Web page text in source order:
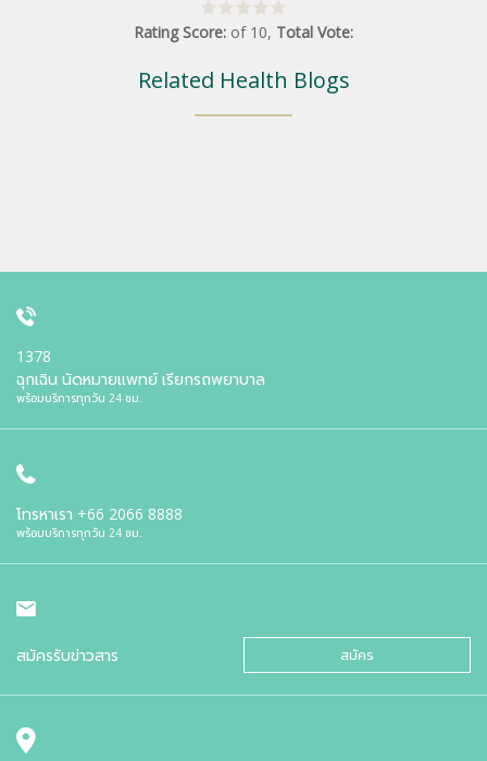
Rating Score: of 10, Total Vote:
Related Health Blogs
1378
ฉุกเฉิน นัดหมายแพทย์ เรียกรถพยาบาล
พร้อมบริการทุกวัน 24 ชม.
โทรหาเรา +66 2066 8888
พร้อมบริการทุกวัน 24 ชม.
สมัครรับข่าวสาร สมัคร